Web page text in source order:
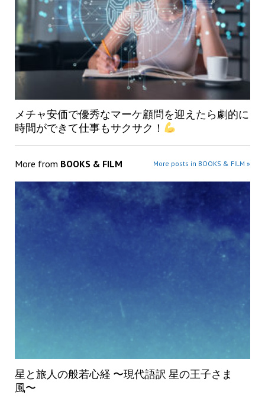
メチャ安価で優秀なマーケ顧問を迎えたら劇的に
時間ができて仕事もサクサク！
More from BOOKS & FILM More posts in BOOKS & FILM »
星と旅人の般若心経 〜現代語訳 星の王子さま
風〜